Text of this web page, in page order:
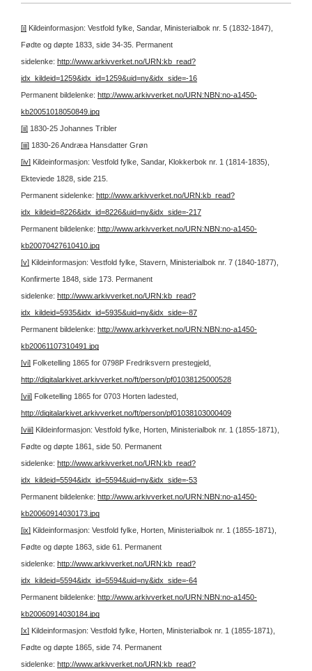
[i] Kildeinformasjon: Vestfold fylke, Sandar, Ministerialbok nr. 5 (1832-1847),
Fødte og døpte 1833, side 34-35. Permanent
sidelenke: http://www.arkivverket.no/URN:kb_read?
idx_kildeid=1259&idx_id=1259&uid=ny&idx_side=-16
Permanent bildelenke: http://www.arkivverket.no/URN:NBN:no-a1450-
kb20051018050849.jpg
[ii] 1830-25 Johannes Tribler
[iii] 1830-26 Andræa Hansdatter Grøn
[iv] Kildeinformasjon: Vestfold fylke, Sandar, Klokkerbok nr. 1 (1814-1835),
Ekteviede 1828, side 215.
Permanent sidelenke: http://www.arkivverket.no/URN:kb_read?
idx_kildeid=8226&idx_id=8226&uid=ny&idx_side=-217
Permanent bildelenke: http://www.arkivverket.no/URN:NBN:no-a1450-
kb20070427610410.jpg
[v] Kildeinformasjon: Vestfold fylke, Stavern, Ministerialbok nr. 7 (1840-1877),
Konfirmerte 1848, side 173. Permanent
sidelenke: http://www.arkivverket.no/URN:kb_read?
idx_kildeid=5935&idx_id=5935&uid=ny&idx_side=-87
Permanent bildelenke: http://www.arkivverket.no/URN:NBN:no-a1450-
kb20061107310491.jpg
[vi] Folketelling 1865 for 0798P Fredriksvern prestegjeld,
http://digitalarkivet.arkivverket.no/ft/person/pf01038125000528
[vii] Folketelling 1865 for 0703 Horten ladested,
http://digitalarkivet.arkivverket.no/ft/person/pf01038103000409
[viii] Kildeinformasjon: Vestfold fylke, Horten, Ministerialbok nr. 1 (1855-1871),
Fødte og døpte 1861, side 50. Permanent
sidelenke: http://www.arkivverket.no/URN:kb_read?
idx_kildeid=5594&idx_id=5594&uid=ny&idx_side=-53
Permanent bildelenke: http://www.arkivverket.no/URN:NBN:no-a1450-
kb20060914030173.jpg
[ix] Kildeinformasjon: Vestfold fylke, Horten, Ministerialbok nr. 1 (1855-1871),
Fødte og døpte 1863, side 61. Permanent
sidelenke: http://www.arkivverket.no/URN:kb_read?
idx_kildeid=5594&idx_id=5594&uid=ny&idx_side=-64
Permanent bildelenke: http://www.arkivverket.no/URN:NBN:no-a1450-
kb20060914030184.jpg
[x] Kildeinformasjon: Vestfold fylke, Horten, Ministerialbok nr. 1 (1855-1871),
Fødte og døpte 1865, side 74. Permanent
sidelenke: http://www.arkivverket.no/URN:kb_read?